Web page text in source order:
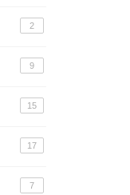
2
9
15
17
7